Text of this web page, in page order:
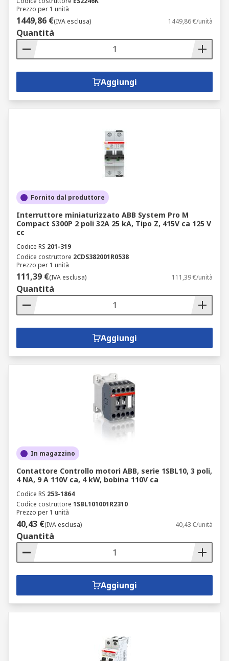
Prezzo per 1 unità
1449,86 €(IVA esclusa) 1449,86 €/unità
Quantità
Aggiungi
Fornito dal produttore
Interruttore miniaturizzato ABB System Pro M
Compact S300P 2 poli 32A 25 kA, Tipo Z, 415V ca 125 V
cc
Codice RS 201-319
Codice costruttore 2CDS382001R0538
Prezzo per 1 unità
111,39 €(IVA esclusa) 111,39 €/unità
Quantità
Aggiungi
In magazzino
Contattore Controllo motori ABB, serie 1SBL10, 3 poli,
4 NA, 9 A 110V ca, 4 kW, bobina 110V ca
Codice RS 253-1864
Codice costruttore 1SBL101001R2310
Prezzo per 1 unità
40,43 €(IVA esclusa) 40,43 €/unità
Quantità
Aggiungi